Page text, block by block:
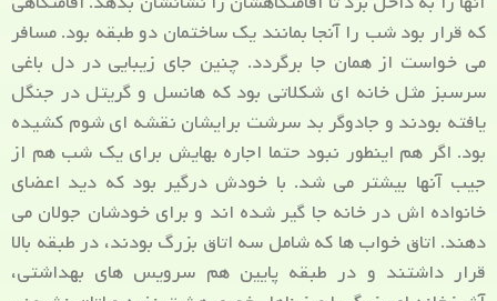
که قرار بود شب را آنجا بمانند یک ساختمان دو طبقه بود. مسافر
می خواست از همان جا برگردد. چنین جای زیبایی در دل باغی
سرسبز مثل خانه ای شکلاتی بود که هانسل و گریتل در جنگل
یافته بودند و جادوگر بد سرشت برایشان نقشه ای شوم کشیده
بود. اگر هم اینطور نبود حتما اجاره بهایش برای یک شب هم از
جیب آنها بیشتر می شد. با خودش درگیر بود که دید اعضای
خانواده اش در خانه جا گیر شده اند و برای خودشان جولان می
دهند. اتاق خواب ها که شامل سه اتاق بزرگ بودند، در طبقه بالا
قرار داشتند و در طبقه پایین هم سرویس های بهداشتی،